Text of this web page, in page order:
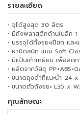
รายละเอียด
• จุได้สูงสุด 30 ลิตร
• มีถังพลาสติกด้านในอีก 1
• บรรจุได้ทั้งขยะเปียก และ
• ฝาปิดสนิท แบบ Soft
• มีแป้นเท้าเหยียบ เพื่อลด
• ผลิตจากวัสดุ
• ขนาดถุงดำที่แนะนำ 24
• ขนาดตัวถังขยะ L35 x
คุณลักษณะ